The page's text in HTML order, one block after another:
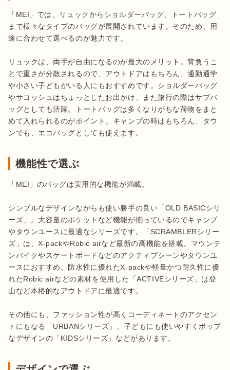
「MEI」では、リュックからショルダーバッグ、トートバッグ
まで様々なタイプのバッグが展開されています。そのため、用
途に合わせて選べるのが魅力です。
リュックは、両手が自由になるのが最大のメリット。背負うこ
とで重さが分散されるので、アウトドアはもちろん、通勤通学
や小さい子どもがいる人にもおすすめです。ショルダーバッグ
やサコッシュはちょっとしたお出かけ、また旅行の際はサブバ
ッグとしても活躍。トートバッグは多くなりがちな荷物をまと
めて入れられるのがポイント。キャンプの時はもちろん、タウ
ンでも、エコバッグとしても使えます。
機能性で選ぶ
「MEI」のバッグは実用的な機能が満載。
シンプルなデザインながらも使い勝手の良い「OLD BASICシリ
ーズ」。大容量のポケットなど機能が揃っているのでキャンプ
やタウンユースに最適なシリーズです。「SCRAMBLERシリー
ズ」は、X-packやRobic airなど最新の高機能を搭載。マウンテ
ンバイクやスケートボードなどのアクティブシーンやタウンユ
ースにおすすめ。防水性に優れたX-packや軽量かつ耐久性に優
れたRobic airなどの素材を使用した「ACTIVEシリーズ」は登
山など本格的なアウトドアに最適です。
その他にも、ファッション性が高くコーディネートのアクセン
トにもなる「URBANシリーズ」、子どもにも使いやすくポップ
なデザインの「KIDSシリーズ」などがあります。